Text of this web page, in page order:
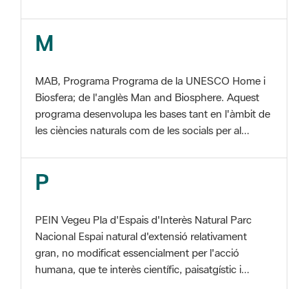
Biosfera; de l'anglès Man and Biosphere. Aquest
les ciències naturals com de les socials per al...
P
Nacional Espai natural d'extensió relativament
humana, que te interès científic, paisatgístic i...
S